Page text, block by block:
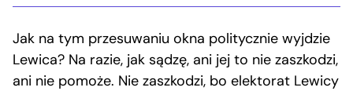
Jak na tym przesuwaniu okna politycznie wyjdzie
Lewica? Na razie, jak sądzę, ani jej to nie zaszkodzi,
ani nie pomoże. Nie zaszkodzi, bo elektorat Lewicy